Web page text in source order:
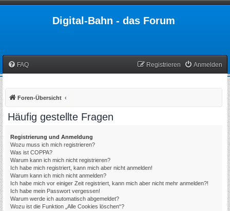
Digital-Bahn - das Forum
FAQ Anmelden
Registrieren
Foren-Übersicht
Häufig gestellte Fragen
Registrierung und Anmeldung
Wozu muss ich mich registrieren?
Was ist COPPA?
Warum kann ich mich nicht registrieren?
Ich habe mich registriert, kann mich aber nicht anmelden!
Warum kann ich mich nicht anmelden?
Ich habe mich vor einiger Zeit registriert, kann mich aber nicht mehr anmelden?!
Ich habe mein Passwort vergessen!
Warum werde ich automatisch abgemeldet?
Wozu ist die Funktion „Alle Cookies löschen“?